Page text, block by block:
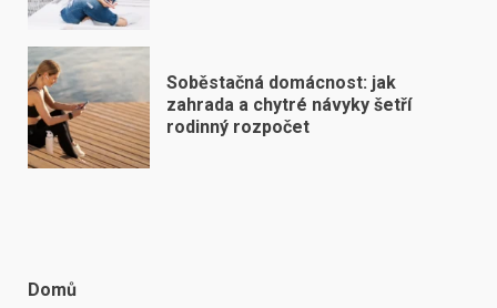
Soběstačná domácnost: jak
zahrada a chytré návyky šetří
rodinný rozpočet
Domů